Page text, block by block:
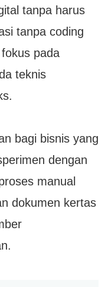
tanpa harus
tanpa coding
pada
teknis
bagi bisnis yang
dengan
manual
dokumen kertas